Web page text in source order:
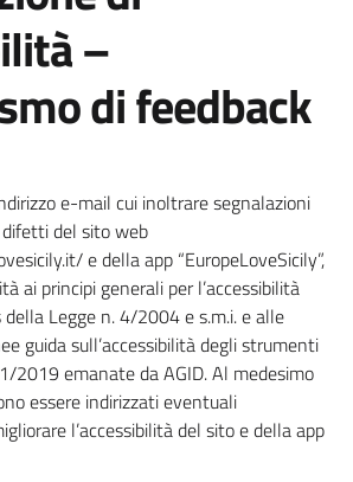
–
di feedback
e-mail cui inoltrare segnalazioni
del sito web
e della app “EuropeLoveSicily”,
ai principi generali per l’accessibilità
Legge n. 4/2004 e s.m.i. e alle
guida sull’accessibilità degli strumenti
2019 emanate da AGID. Al medesimo
essere indirizzati eventuali
l’accessibilità del sito e della app